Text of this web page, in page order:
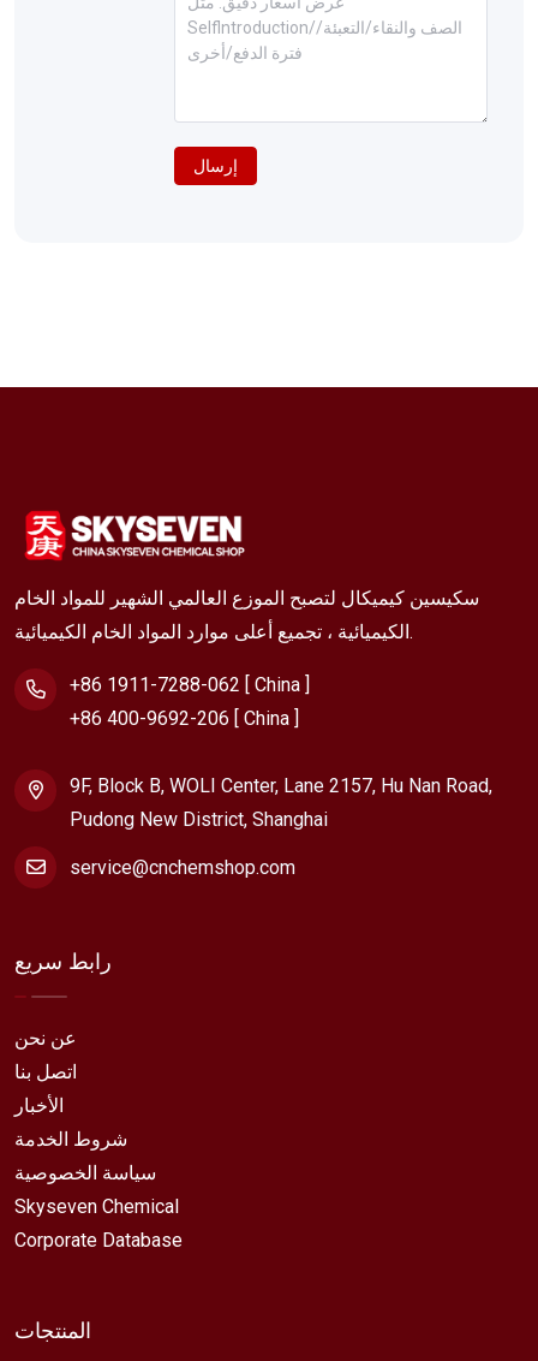
إرسال
سكيسين كيميكال لتصبح الموزع العالمي الشهير للمواد الخام
الكيميائية ، تجميع أعلى موارد المواد الخام الكيميائية.
+86 1911-7288-062 [ China ]
+86 400-9692-206 [ China ]
9F, Block B, WOLI Center, Lane 2157, Hu Nan Road,
Pudong New District, Shanghai
service@cnchemshop.com
رابط سريع
عن نحن
اتصل بنا
الأخبار
شروط الخدمة
سياسة الخصوصية
Skyseven Chemical
Corporate Database
المنتجات